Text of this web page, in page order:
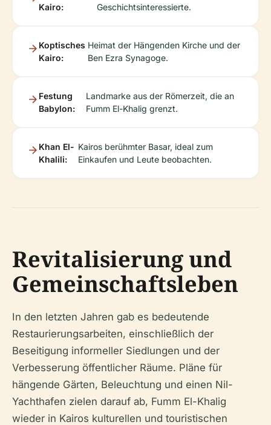
Kairo:
Geschichtsinteressierte.
Koptisches
Kairo:
Heimat der Hängenden Kirche und der
Ben Ezra Synagoge.
Festung
Babylon:
Landmarke aus der Römerzeit, die an
Fumm El-Khalig grenzt.
Khan El-
Khalili:
Kairos berühmter Basar, ideal zum
Einkaufen und Leute beobachten.
Revitalisierung und
Gemeinschaftsleben
In den letzten Jahren gab es bedeutende
Restaurierungsarbeiten, einschließlich der
Beseitigung informeller Siedlungen und der
Verbesserung öffentlicher Räume. Pläne für
hängende Gärten, Beleuchtung und einen Nil-
Yachthafen zielen darauf ab, Fumm El-Khalig
wieder in Kairos kulturellen und touristischen